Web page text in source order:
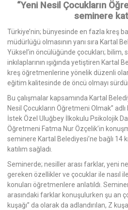
“Yeni Nesil Çocukların
seminere
Türkiye’nin; bünyesinde en fazla kreş
müdürlüğü olmasının yanı sıra Kartal
Yüksel’in öncülüğünde çocukları;
inkılaplarının ışığında yetiştiren Kartal
kreş öğretmenlerine yönelik düzenli
eğitim kalitesinde de öncü olmayı
Bu çalışmalar kapsamında Kartal
Nesil Çocukların Öğretmeni Olmak”
İstek Özel Uluğbey İlkokulu Psikolojik
Öğretmeni Fatma Nur Özçelik’in
seminere Kartal Belediyesi’ne bağlı
katılım sağladı.
Seminerde; nesiller arası farklar, yeni
gereken özellikler ve çocuklar ile nasıl
konuları öğretmenlere anlatıldı.
arasındaki farklar konuşulurken şu an
kuşağı” da olarak da adlandırılan, Z